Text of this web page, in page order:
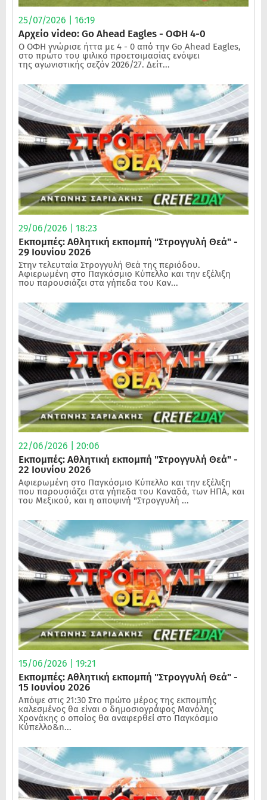
25/07/2026 | 16:19
Αρχείο video: Go Ahead Eagles - ΟΦΗ 4-0
Ο ΟΦΗ γνώρισε ήττα με 4 - 0 από την Go Ahead Eagles,
στο πρώτο του φιλικό προετοιμασίας ενόψει
της αγωνιστικής σεζόν 2026/27. Δείτ...
29/06/2026 | 18:23
Εκπομπές: Αθλητική εκπομπή "Στρογγυλή Θεά" -
29 Ιουνίου 2026
Στην τελευταία Στρογγυλή Θεά της περιόδου.
Αφιερωμένη στο Παγκόσμιο Κύπελλο και την εξέλιξη
που παρουσιάζει στα γήπεδα του Καν...
22/06/2026 | 20:06
Εκπομπές: Αθλητική εκπομπή "Στρογγυλή Θεά" -
22 Ιουνίου 2026
Αφιερωμένη στο Παγκόσμιο Κύπελλο και την εξέλιξη
που παρουσιάζει στα γήπεδα του Καναδά, των ΗΠΑ, και
του Μεξικού, και η αποψινή "Στρογγυλή ...
15/06/2026 | 19:21
Εκπομπές: Αθλητική εκπομπή "Στρογγυλή Θεά" -
15 Ιουνίου 2026
Απόψε στις 21:30 Στο πρώτο μέρος της εκπομπής
καλεσμένος θα είναι ο δημοσιογράφος Μανόλης
Χρονάκης ο οποίος θα αναφερθεί στο Παγκόσμιο
Κύπελλο&n...